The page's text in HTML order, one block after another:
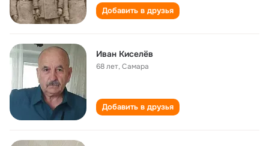
Добавить в друзья
Иван Киселёв
68 лет,Самара
Добавить в друзья